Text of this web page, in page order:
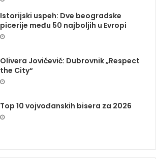
Istorijski uspeh: Dve beogradske
picerije među 50 najboljih u Evropi
Olivera Jovićević: Dubrovnik „Respect
the City“
Top 10 vojvođanskih bisera za 2026